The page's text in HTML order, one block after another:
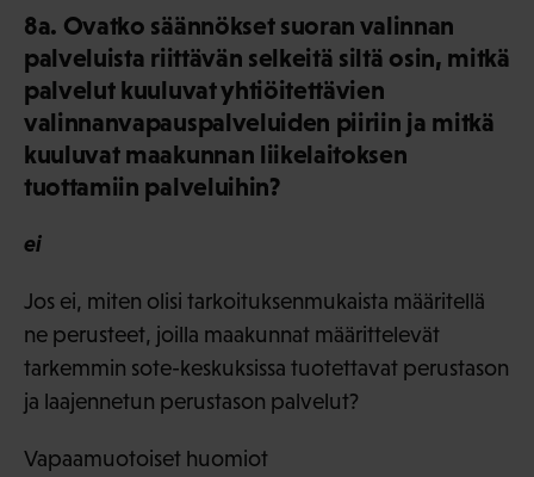
8a. Ovatko säännökset suoran valinnan
palveluista riittävän selkeitä siltä osin, mitkä
palvelut kuuluvat yhtiöitettävien
valinnanvapauspalveluiden piiriin ja mitkä
kuuluvat maakunnan liikelaitoksen
tuottamiin palveluihin?
ei
Jos ei, miten olisi tarkoituksenmukaista määritellä
ne perusteet, joilla maakunnat määrittelevät
tarkemmin sote-keskuksissa tuotettavat perustason
ja laajennetun perustason palvelut?
Vapaamuotoiset huomiot